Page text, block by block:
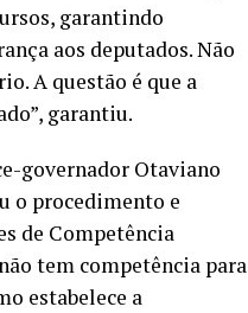
garantindo
aos deputados. Não
A questão é que a
garantiu.
governador Otaviano
o procedimento e
de Competência
tem competência para
estabelece a